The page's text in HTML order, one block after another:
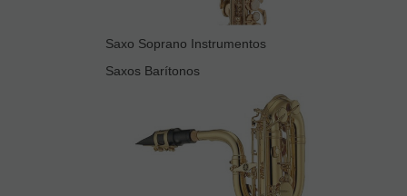
Saxo Soprano Instrumentos
Saxos Barítonos